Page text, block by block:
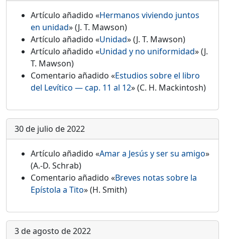
Artículo añadido «Hermanos viviendo juntos
en unidad» (J. T. Mawson)
Artículo añadido «Unidad» (J. T. Mawson)
Artículo añadido «Unidad y no uniformidad» (J.
T. Mawson)
Comentario añadido «Estudios sobre el libro
del Levítico — cap. 11 al 12» (C. H. Mackintosh)
30 de julio de 2022
Artículo añadido «Amar a Jesús y ser su amigo»
(A.-D. Schrab)
Comentario añadido «Breves notas sobre la
Epístola a Tito» (H. Smith)
3 de agosto de 2022